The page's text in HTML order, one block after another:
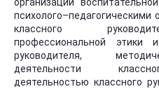
психолого–педагогическими
классного
профессиональной этики
руководителя,
деятельности
деятельностью классного